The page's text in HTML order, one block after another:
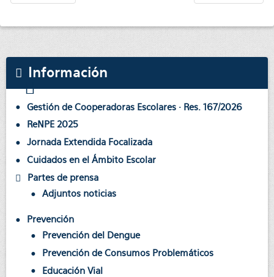
Información
Gestión de Cooperadoras Escolares · Res. 167/2026
ReNPE 2025
Jornada Extendida Focalizada
Cuidados en el Ámbito Escolar
Partes de prensa
Adjuntos noticias
Prevención
Prevención del Dengue
Prevención de Consumos Problemáticos
Educación Vial